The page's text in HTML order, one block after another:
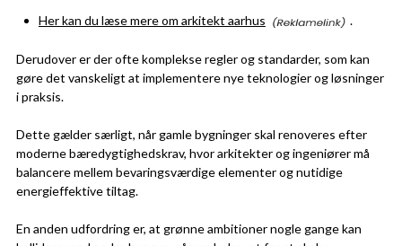
Her kan du læse mere om arkitekt aarhus .
Derudover er der ofte komplekse regler og standarder, som kan
gøre det vanskeligt at implementere nye teknologier og løsninger
i praksis.
Dette gælder særligt, når gamle bygninger skal renoveres efter
moderne bæredygtighedskrav, hvor arkitekter og ingeniører må
balancere mellem bevaringsværdige elementer og nutidige
energieffektive tiltag.
En anden udfordring er, at grønne ambitioner nogle gange kan